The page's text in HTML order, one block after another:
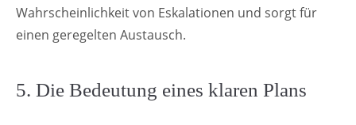
Wahrscheinlichkeit von Eskalationen und sorgt für
einen geregelten Austausch.
5. Die Bedeutung eines klaren Plans